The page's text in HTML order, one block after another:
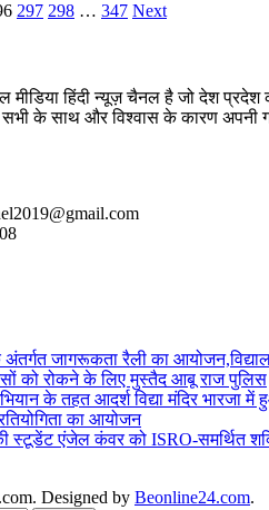
297 298 … 347 Next
मीडिया हिंदी न्यूज़ चैनल है जो देश
के साथ और विश्वास के कारण अपनी
अंतर्गत जागरूकता रैली का
को रोकने के लिए मुस्तैद आबू राज पुलिस
के तहत आदर्श विद्या मंदिर भारजा में
का आयोजन
स्टूडेंट एंजेल कंवर को ISRO-समर्थित
Designed by Beonline24.com.